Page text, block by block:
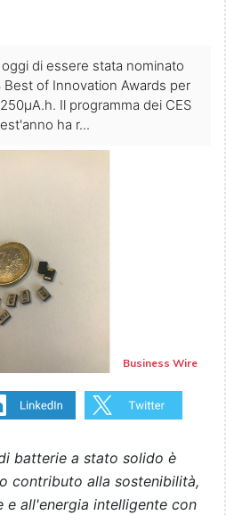
di essere stata nominato
of Innovation Awards per
Il programma dei CES
ha r...
Business Wire
batterie a stato solido è
contributo alla sostenibilità,
e all'energia intelligente con